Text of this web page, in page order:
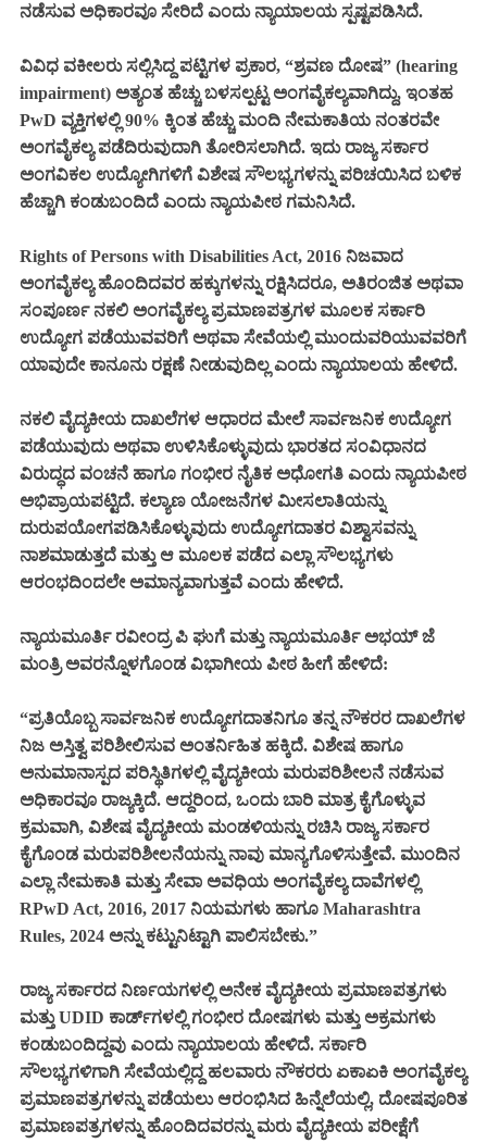
ನಡೆಸುವ ಅಧಿಕಾರವೂ ಸೇರಿದೆ ಎಂದು ನ್ಯಾಯಾಲಯ ಸ್ಪಷ್ಟಪಡಿಸಿದೆ.
ವಿವಿಧ ವಕೀಲರು ಸಲ್ಲಿಸಿದ್ದ ಪಟ್ಟಿಗಳ ಪ್ರಕಾರ, “ಶ್ರವಣ ದೋಷ” (hearing
impairment) ಅತ್ಯಂತ ಹೆಚ್ಚು ಬಳಸಲ್ಪಟ್ಟ ಅಂಗವೈಕಲ್ಯವಾಗಿದ್ದು, ಇಂತಹ
PwD ವ್ಯಕ್ತಿಗಳಲ್ಲಿ 90% ಕ್ಕಿಂತ ಹೆಚ್ಚು ಮಂದಿ ನೇಮಕಾತಿಯ ನಂತರವೇ
ಅಂಗವೈಕಲ್ಯ ಪಡೆದಿರುವುದಾಗಿ ತೋರಿಸಲಾಗಿದೆ. ಇದು ರಾಜ್ಯ ಸರ್ಕಾರ
ಅಂಗವಿಕಲ ಉದ್ಯೋಗಿಗಳಿಗೆ ವಿಶೇಷ ಸೌಲಭ್ಯಗಳನ್ನು ಪರಿಚಯಿಸಿದ ಬಳಿಕ
ಹೆಚ್ಚಾಗಿ ಕಂಡುಬಂದಿದೆ ಎಂದು ನ್ಯಾಯಪೀಠ ಗಮನಿಸಿದೆ.
Rights of Persons with Disabilities Act, 2016 ನಿಜವಾದ
ಅಂಗವೈಕಲ್ಯ ಹೊಂದಿದವರ ಹಕ್ಕುಗಳನ್ನು ರಕ್ಷಿಸಿದರೂ, ಅತಿರಂಜಿತ ಅಥವಾ
ಸಂಪೂರ್ಣ ನಕಲಿ ಅಂಗವೈಕಲ್ಯ ಪ್ರಮಾಣಪತ್ರಗಳ ಮೂಲಕ ಸರ್ಕಾರಿ
ಉದ್ಯೋಗ ಪಡೆಯುವವರಿಗೆ ಅಥವಾ ಸೇವೆಯಲ್ಲಿ ಮುಂದುವರಿಯುವವರಿಗೆ
ಯಾವುದೇ ಕಾನೂನು ರಕ್ಷಣೆ ನೀಡುವುದಿಲ್ಲ ಎಂದು ನ್ಯಾಯಾಲಯ ಹೇಳಿದೆ.
ನಕಲಿ ವೈದ್ಯಕೀಯ ದಾಖಲೆಗಳ ಆಧಾರದ ಮೇಲೆ ಸಾರ್ವಜನಿಕ ಉದ್ಯೋಗ
ಪಡೆಯುವುದು ಅಥವಾ ಉಳಿಸಿಕೊಳ್ಳುವುದು ಭಾರತದ ಸಂವಿಧಾನದ
ವಿರುದ್ಧದ ವಂಚನೆ ಹಾಗೂ ಗಂಭೀರ ನೈತಿಕ ಅಧೋಗತಿ ಎಂದು ನ್ಯಾಯಪೀಠ
ಅಭಿಪ್ರಾಯಪಟ್ಟಿದೆ. ಕಲ್ಯಾಣ ಯೋಜನೆಗಳ ಮೀಸಲಾತಿಯನ್ನು
ದುರುಪಯೋಗಪಡಿಸಿಕೊಳ್ಳುವುದು ಉದ್ಯೋಗದಾತರ ವಿಶ್ವಾಸವನ್ನು
ನಾಶಮಾಡುತ್ತದೆ ಮತ್ತು ಆ ಮೂಲಕ ಪಡೆದ ಎಲ್ಲಾ ಸೌಲಭ್ಯಗಳು
ಆರಂಭದಿಂದಲೇ ಅಮಾನ್ಯವಾಗುತ್ತವೆ ಎಂದು ಹೇಳಿದೆ.
ನ್ಯಾಯಮೂರ್ತಿ ರವೀಂದ್ರ ಪಿ ಘುಗೆ ಮತ್ತು ನ್ಯಾಯಮೂರ್ತಿ ಅಭಯ್ ಜೆ
ಮಂತ್ರಿ ಅವರನ್ನೊಳಗೊಂಡ ವಿಭಾಗೀಯ ಪೀಠ ಹೀಗೆ ಹೇಳಿದೆ:
“ಪ್ರತಿಯೊಬ್ಬ ಸಾರ್ವಜನಿಕ ಉದ್ಯೋಗದಾತನಿಗೂ ತನ್ನ ನೌಕರರ ದಾಖಲೆಗಳ
ನಿಜ ಅಸ್ತಿತ್ವ ಪರಿಶೀಲಿಸುವ ಅಂತರ್ನಿಹಿತ ಹಕ್ಕಿದೆ. ವಿಶೇಷ ಹಾಗೂ
ಅನುಮಾನಾಸ್ಪದ ಪರಿಸ್ಥಿತಿಗಳಲ್ಲಿ ವೈದ್ಯಕೀಯ ಮರುಪರಿಶೀಲನೆ ನಡೆಸುವ
ಅಧಿಕಾರವೂ ರಾಜ್ಯಕ್ಕಿದೆ. ಆದ್ದರಿಂದ, ಒಂದು ಬಾರಿ ಮಾತ್ರ ಕೈಗೊಳ್ಳುವ
ಕ್ರಮವಾಗಿ, ವಿಶೇಷ ವೈದ್ಯಕೀಯ ಮಂಡಳಿಯನ್ನು ರಚಿಸಿ ರಾಜ್ಯ ಸರ್ಕಾರ
ಕೈಗೊಂಡ ಮರುಪರಿಶೀಲನೆಯನ್ನು ನಾವು ಮಾನ್ಯಗೊಳಿಸುತ್ತೇವೆ. ಮುಂದಿನ
ಎಲ್ಲಾ ನೇಮಕಾತಿ ಮತ್ತು ಸೇವಾ ಅವಧಿಯ ಅಂಗವೈಕಲ್ಯ ದಾವೆಗಳಲ್ಲಿ
RPwD Act, 2016, 2017 ನಿಯಮಗಳು ಹಾಗೂ Maharashtra
Rules, 2024 ಅನ್ನು ಕಟ್ಟುನಿಟ್ಟಾಗಿ ಪಾಲಿಸಬೇಕು.”
ರಾಜ್ಯ ಸರ್ಕಾರದ ನಿರ್ಣಯಗಳಲ್ಲಿ ಅನೇಕ ವೈದ್ಯಕೀಯ ಪ್ರಮಾಣಪತ್ರಗಳು
ಮತ್ತು UDID ಕಾರ್ಡ್‌ಗಳಲ್ಲಿ ಗಂಭೀರ ದೋಷಗಳು ಮತ್ತು ಅಕ್ರಮಗಳು
ಕಂಡುಬಂದಿದ್ದವು ಎಂದು ನ್ಯಾಯಾಲಯ ಹೇಳಿದೆ. ಸರ್ಕಾರಿ
ಸೌಲಭ್ಯಗಳಿಗಾಗಿ ಸೇವೆಯಲ್ಲಿದ್ದ ಹಲವಾರು ನೌಕರರು ಏಕಾಏಕಿ ಅಂಗವೈಕಲ್ಯ
ಪ್ರಮಾಣಪತ್ರಗಳನ್ನು ಪಡೆಯಲು ಆರಂಭಿಸಿದ ಹಿನ್ನೆಲೆಯಲ್ಲಿ, ದೋಷಪೂರಿತ
ಪ್ರಮಾಣಪತ್ರಗಳನ್ನು ಹೊಂದಿದವರನ್ನು ಮರು ವೈದ್ಯಕೀಯ ಪರೀಕ್ಷೆಗೆ